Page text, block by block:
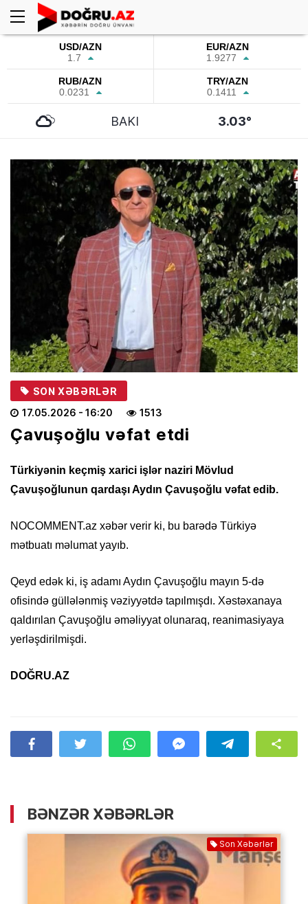
USD/AZN
1.7
EUR/AZN
1.9277
RUB/AZN
0.0231
TRY/AZN
0.1411
BAKI 3.03°
SON XƏBƏRLƏR
17.05.2026 - 16:20 1513
Çavuşoğlu vəfat etdi
Türkiyənin keçmiş xarici işlər naziri Mövlud
Çavuşoğlunun qardaşı Aydın Çavuşoğlu vəfat edib.
NOCOMMENT.az xəbər verir ki, bu barədə Türkiyə
mətbuatı məlumat yayıb.
Qeyd edək ki, iş adamı Aydın Çavuşoğlu mayın 5-də
ofisində güllələnmiş vəziyyətdə tapılmışdı. Xəstəxanaya
qaldırılan Çavuşoğlu əməliyyat olunaraq, reanimasiyaya
yerləşdirilmişdi.
DOĞRU.AZ
BƏNZƏR XƏBƏRLƏR
Son Xəbərlər